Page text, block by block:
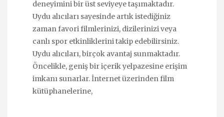
deneyimini bir üst seviyeye taşımaktadır.
Uydu alıcıları sayesinde artık istediğiniz
zaman favori filmlerinizi, dizilerinizi veya
canlı spor etkinliklerini takip edebilirsiniz.
Uydu alıcıları, birçok avantaj sunmaktadır.
Öncelikle, geniş bir içerik yelpazesine erişim
imkanı sunarlar. İnternet üzerinden film
kütüphanelerine,